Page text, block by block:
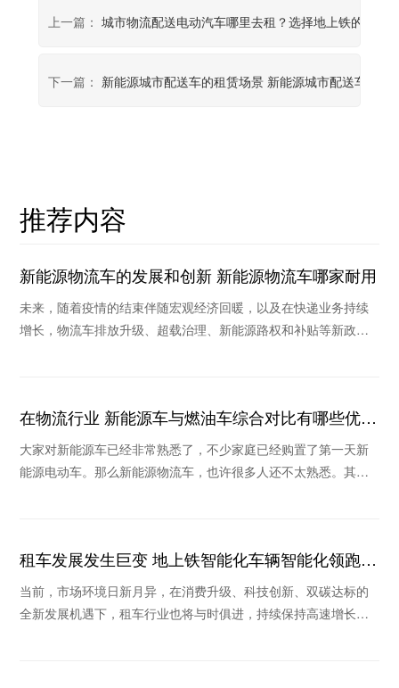
上一篇：城市物流配送电动汽车哪里去租？选择地上铁的理由
下一篇： 新能源城市配送车的租赁场景 新能源城市配送车怎
推荐内容
新能源物流车的发展和创新 新能源物流车哪家耐用
未来，随着疫情的结束伴随宏观经济回暖，以及在快递业务持续
增长，物流车排放升级、超载治理、新能源路权和补贴等新政策
在物流行业 新能源车与燃油车综合对比有哪些优
势？
大家对新能源车已经非常熟悉了，不少家庭已经购置了第一天新
能源电动车。那么新能源物流车，也许很多人还不太熟悉。其实
租车发展发生巨变 地上铁智能化车辆智能化领跑行
业
当前，市场环境日新月异，在消费升级、科技创新、双碳达标的
全新发展机遇下，租车行业也将与时俱进，持续保持高速增长。